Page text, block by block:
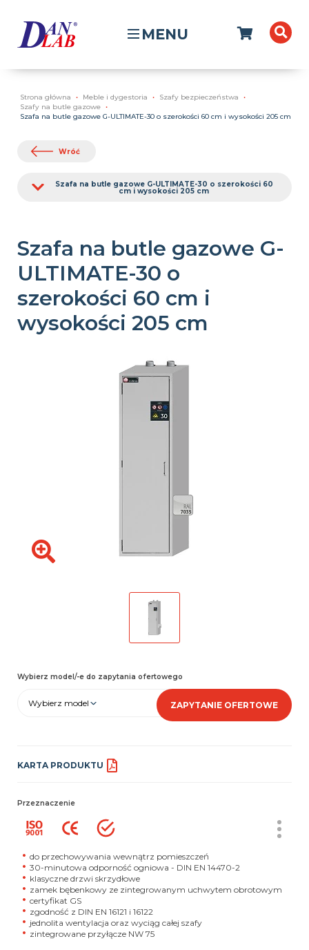
MENU
Strona główna Meble i dygestoria
Szafy bezpieczeństwa
Szafy na butle gazowe
Szafa na butle gazowe G-ULTIMATE-30 o szerokości 60 cm i wysokości 205 cm
Wróć
Szafa na butle gazowe G-ULTIMATE-30 o szerokości 60
cm i wysokości 205 cm
Szafa na butle gazowe G-
ULTIMATE-30 o
szerokości 60 cm i
wysokości 205 cm
Wybierz model/-e do zapytania ofertowego
Wybierz model ZAPYTANIE OFERTOWE
KARTA PRODUKTU
Przeznaczenie
do przechowywania wewnątrz pomieszczeń
30-minutowa odporność ogniowa - DIN EN 14470-2
klasyczne drzwi skrzydłowe
zamek bębenkowy ze zintegrowanym uchwytem obrotowym
certyfikat GS
zgodność z DIN EN 16121 i 16122
jednolita wentylacja oraz wyciąg całej szafy
zintegrowane przyłącze NW 75